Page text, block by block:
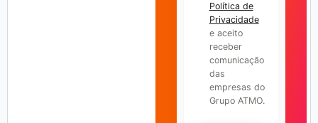
Política de
Privacidade
e aceito
receber
comunicação
das
empresas do
Grupo ATMO.